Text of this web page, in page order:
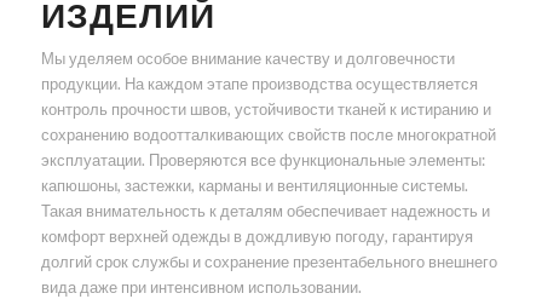
ИЗДЕЛИЙ
Мы уделяем особое внимание качеству и долговечности
продукции. На каждом этапе производства осуществляется
контроль прочности швов, устойчивости тканей к истиранию и
сохранению водоотталкивающих свойств после многократной
эксплуатации. Проверяются все функциональные элементы:
капюшоны, застежки, карманы и вентиляционные системы.
Такая внимательность к деталям обеспечивает надежность и
комфорт верхней одежды в дождливую погоду, гарантируя
долгий срок службы и сохранение презентабельного внешнего
вида даже при интенсивном использовании.